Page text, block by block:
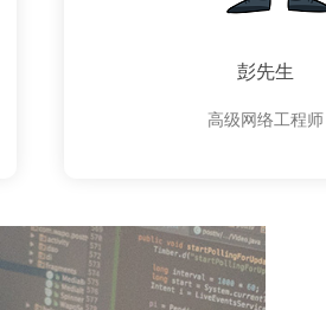
彭先生
高级网络工程师